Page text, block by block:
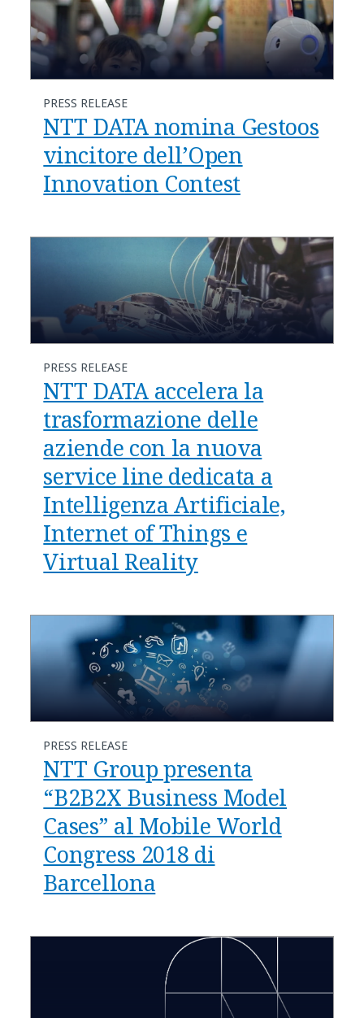
PRESS RELEASE
NTT DATA nomina Gestoos
vincitore dell’Open
Innovation Contest
PRESS RELEASE
NTT DATA accelera la
trasformazione delle
aziende con la nuova
service line dedicata a
Intelligenza Artificiale,
Internet of Things e
Virtual Reality
PRESS RELEASE
NTT Group presenta
“B2B2X Business Model
Cases” al Mobile World
Congress 2018 di
Barcellona